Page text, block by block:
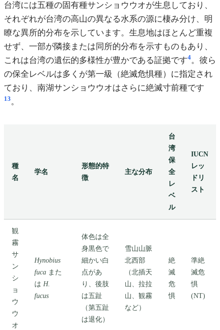
台湾には五種の固有種サンショウウオが生息しており、
それぞれが台湾の高山の異なる水系の源に棲み分け、明
瞭な異所的分布を示しています。生息地はほとんど重複
せず、一部が隣接または同所的分布を示すものもあり、
これは台湾の遺伝的多様性が豊かである証拠です4。彼ら
の保全レベルは多くが第一級（絶滅危惧種）に指定され
ており、南湖サンショウウオはさらに絶滅寸前種です
13。
種
名
学名
形態的特
徴
主な分布
台
湾
保
全
レ
ベ
ル
IUCN
レッ
ドリ
スト
観
霧
サ
ン
シ
ョ
ウ
ウ
オ
Hynobius
fuca また
は H.
fucus
体色は全
身黒色で
細かい白
点があ
り、後肢
は五趾
（第五趾
は退化）
雪山山脈
北西部
（北插天
山、拉拉
山、観霧
など）
絶
滅
危
惧
準絶
滅危
惧
(NT)